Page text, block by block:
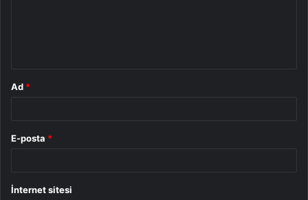
Ad *
E-posta *
İnternet sitesi